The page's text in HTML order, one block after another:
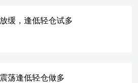
缓，逢低轻仓试多
荡逢低轻仓做多